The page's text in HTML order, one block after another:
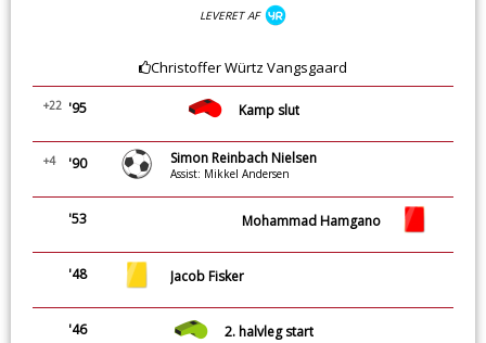
LEVERET AF
Christoffer Würtz Vangsgaard
'95
+22 Kamp slut
'90
+4 Simon Reinbach Nielsen
Assist: Mikkel Andersen
'53 Mohammad Hamgano
'48 Jacob Fisker
'46 2. halvleg start